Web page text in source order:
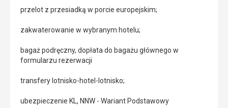
przelot z przesiadką w porcie europejskim;
zakwaterowanie w wybranym hotelu;
bagaż podręczny, dopłata do bagażu głównego w
formularzu rezerwacji
transfery lotnisko-hotel-lotnisko;
ubezpieczenie KL, NNW - Wariant Podstawowy